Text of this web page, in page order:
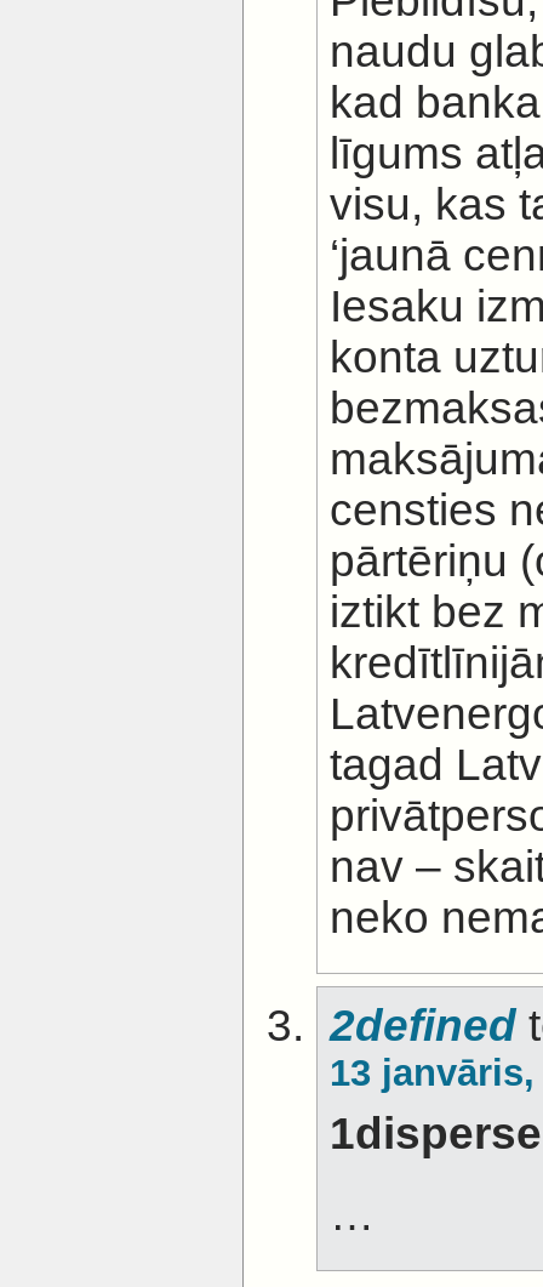
naudu
kad
līgums
visu, kas
‘jaunā
Iesaku
konta
censties
pārtēriņu
iztikt bez
tagad
nav –
neko
2defined
13 janvāris,
…